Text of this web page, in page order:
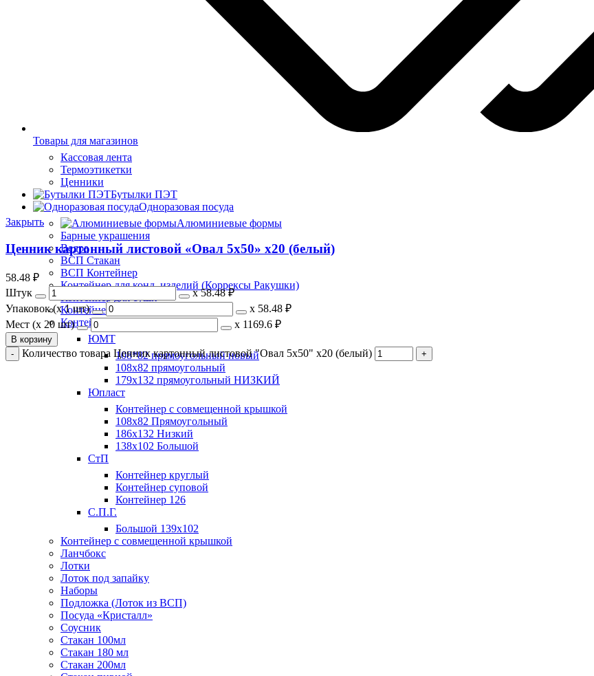
Товары для магазинов
Кассовая лента
Термоэтикетки
Ценники
Бутылки ПЭТ
Одноразовая посуда
Алюминиевые формы
Барные украшения
Ведра
ВСП Стакан
ВСП Контейнер
Контейнер для конд. изделий (Коррексы Ракушки)
Контейнер для суши
Контейнер для тортов
Контейнера
ЮМТ
108*82 прямоугольный новый
108х82 прямоугольный
179х132 прямоугольный НИЗКИЙ
Юпласт
Контейнер с совмещенной крышкой
108х82 Прямоугольный
186х132 Низкий
138х102 Большой
СтП
Контейнер круглый
Контейнер суповой
Контейнер 126
С.П.Г.
Большой 139х102
Контейнер с совмещенной крышкой
Ланчбокс
Лотки
Лоток под запайку
Наборы
Подложка (Лоток из ВСП)
Посуда «Кристалл»
Соусник
Стакан 100мл
Стакан 180 мл
Стакан 200мл
Закрыть
Ценник картонный листовой «Овал 5х50» х20 (белый)
58.48 ₽
Штук
х 58.48 ₽
Упаковок (x 1 шт)
х 58.48 ₽
Мест (x 20 шт)
х 1169.6 ₽
В корзину
Количество товара Ценник картонный листовой "Овал 5х50" х20 (белый)